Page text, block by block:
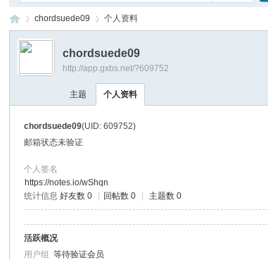
›
chordsuede09 个人资料
chordsuede09
http://app.gxbs.net/?609752
主题 个人资料
chordsuede09(UID: 609752)
邮箱状态未验证
个人签名
https://notes.io/wShqn
统计信息 好友数 0 回帖数 0 主题数 0
活跃概况
用户组等待验证会员